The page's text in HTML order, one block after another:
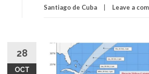
Santiago de Cuba Leave a
28
OCT